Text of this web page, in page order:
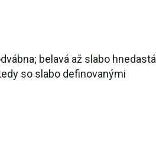
belavá až slabo hnedastá
so slabo definovanými